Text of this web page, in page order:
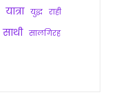
यात्रा युद्ध राही
साथी सालगिरह